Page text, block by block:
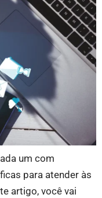
um com
para atender às
artigo, você vai